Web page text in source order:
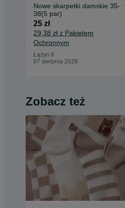
Nowe skarpetki damskie 35-
38(5 par)
25 zł
29,38 zł z Pakietem
Ochronnym
Łążyn II
07 sierpnia 2026
Zobacz też